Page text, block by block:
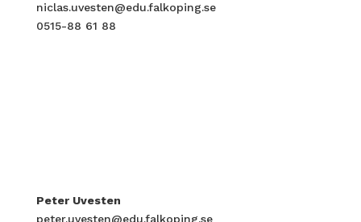
niclas.uvesten@edu.falkoping.se
0515-88 61 88
Peter Uvesten
peter.uvesten@edu.falkoping.se